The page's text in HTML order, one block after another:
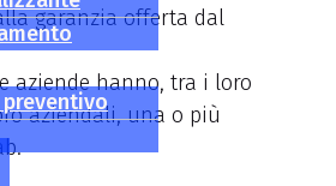
garanzia offerta dal
aziende hanno, tra i loro
aziendali, una o più